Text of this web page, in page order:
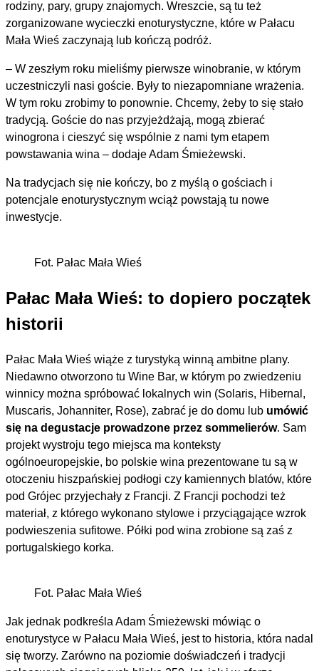
rodziny, pary, grupy znajomych. Wreszcie, są tu też
zorganizowane wycieczki enoturystyczne, które w Pałacu
Mała Wieś zaczynają lub kończą podróż.
– W zeszłym roku mieliśmy pierwsze winobranie, w którym
uczestniczyli nasi goście. Były to niezapomniane wrażenia.
W tym roku zrobimy to ponownie. Chcemy, żeby to się stało
tradycją. Goście do nas przyjeżdżają, mogą zbierać
winogrona i cieszyć się wspólnie z nami tym etapem
powstawania wina – dodaje Adam Śmieżewski.
Na tradycjach się nie kończy, bo z myślą o gościach i
potencjale enoturystycznym wciąż powstają tu nowe
inwestycje.
Fot. Pałac Mała Wieś
Pałac Mała Wieś: to dopiero początek
historii
Pałac Mała Wieś wiąże z turystyką winną ambitne plany.
Niedawno otworzono tu Wine Bar, w którym po zwiedzeniu
winnicy można spróbować lokalnych win (Solaris, Hibernal,
Muscaris, Johanniter, Rose), zabrać je do domu lub umówić
się na degustacje prowadzone przez sommelierów. Sam
projekt wystroju tego miejsca ma konteksty
ogólnoeuropejskie, bo polskie wina prezentowane tu są w
otoczeniu hiszpańskiej podłogi czy kamiennych blatów, które
pod Grójec przyjechały z Francji. Z Francji pochodzi też
materiał, z którego wykonano stylowe i przyciągające wzrok
podwieszenia sufitowe. Półki pod wina zrobione są zaś z
portugalskiego korka.
Fot. Pałac Mała Wieś
Jak jednak podkreśla Adam Śmieżewski mówiąc o
enoturystyce w Pałacu Mała Wieś, jest to historia, która nadal
się tworzy. Zarówno na poziomie doświadczeń i tradycji